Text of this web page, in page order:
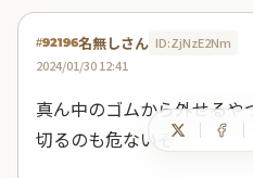
#92196名無しさん ID:ZjNzE2Nm
2024/01/30 12:41
真ん中のゴムから外せるや
切るのも危ないぞ